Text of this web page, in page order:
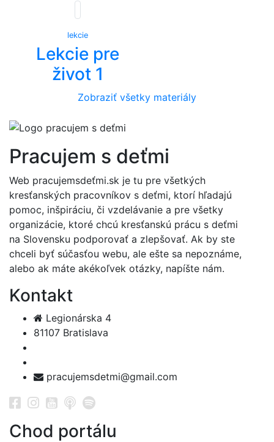
lekcie
Lekcie pre
život 1
Zobraziť všetky materiály
Pracujem s deťmi
Web pracujemsdeťmi.sk je tu pre všetkých
kresťanských pracovníkov s deťmi, ktorí hľadajú
pomoc, inšpiráciu, či vzdelávanie a pre všetky
organizácie, ktoré chcú kresťanskú prácu s deťmi
na Slovensku podporovať a zlepšovať. Ak by ste
chceli byť súčasťou webu, ale ešte sa nepoznáme,
alebo ak máte akékoľvek otázky, napíšte nám.
Kontakt
Legionárska 4
81107 Bratislava
pracujemsdetmi@gmail.com
Chod portálu